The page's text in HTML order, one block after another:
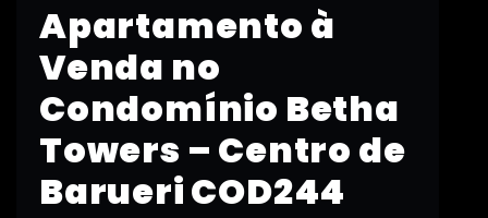
Apartamento à
Venda no
Condomínio Betha
Towers – Centro de
Barueri COD244